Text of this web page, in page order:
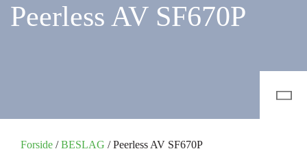
Peerless AV SF670P
Forside /BESLAG / Peerless AV SF670P